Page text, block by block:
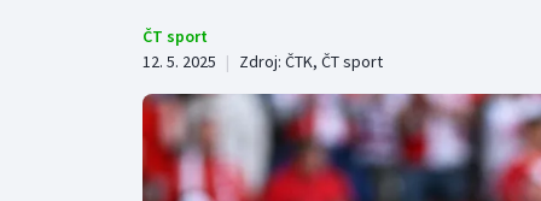
Cyklistika
Boby a skeleton
Box
ČT sport
12. 5. 2025 | Zdroj: ČTK, ČT sport